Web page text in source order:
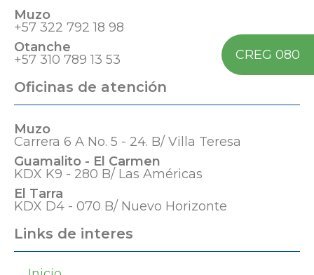
CREG 080
Muzo
+57 322 792 18 98
Otanche
+57 310 789 13 53
Oficinas de atención
Muzo
Carrera 6 A No. 5 - 24. B/ Villa Teresa
Guamalito - El Carmen
KDX K9 - 280 B/ Las Américas
El Tarra
KDX D4 - 070 B/ Nuevo Horizonte
Links de interes